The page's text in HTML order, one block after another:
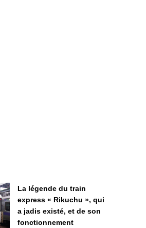
La légende du train
express « Rikuchu », qui
a jadis existé, et de son
fonctionnement